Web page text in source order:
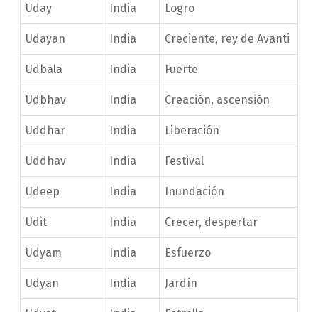
Uday India Logro
Udayan India Creciente, rey de Avanti
Udbala India Fuerte
Udbhav India Creación, ascensión
Uddhar India Liberación
Uddhav India Festival
Udeep India Inundación
Udit India Crecer, despertar
Udyam India Esfuerzo
Udyan India Jardín